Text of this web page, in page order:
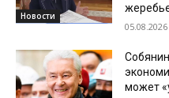
Новости
05.08.2026
может